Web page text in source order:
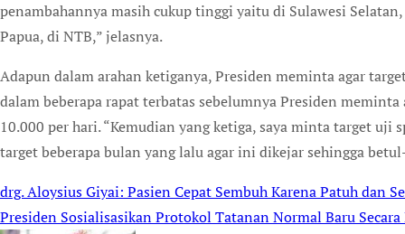
penambahannya masih cukup tinggi yaitu di Sulawesi
Papua, di NTB,” jelasnya.
Adapun dalam arahan ketiganya, Presiden meminta agar
dalam beberapa rapat terbatas sebelumnya Presiden
10.000 per hari. “Kemudian yang ketiga, saya minta target uji
target beberapa bulan yang lalu agar ini dikejar sehingga
Post
drg. Aloysius Giyai: Pasien Cepat Sembuh Karena Patuh dan
Presiden Sosialisasikan Protokol Tatanan Normal Baru Secara